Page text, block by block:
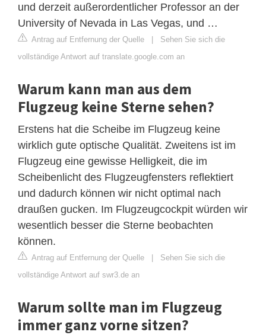
und derzeit außerordentlicher Professor an der
University of Nevada in Las Vegas, und …
Antrag auf Entfernung der Quelle | Sehen Sie sich die
vollständige Antwort auf translate.google.com an
Warum kann man aus dem
Flugzeug keine Sterne sehen?
Erstens hat die Scheibe im Flugzeug keine
wirklich gute optische Qualität. Zweitens ist im
Flugzeug eine gewisse Helligkeit, die im
Scheibenlicht des Flugzeugfensters reflektiert
und dadurch können wir nicht optimal nach
draußen gucken. Im Flugzeugcockpit würden wir
wesentlich besser die Sterne beobachten
können.
Antrag auf Entfernung der Quelle | Sehen Sie sich die
vollständige Antwort auf swr3.de an
Warum sollte man im Flugzeug
immer ganz vorne sitzen?